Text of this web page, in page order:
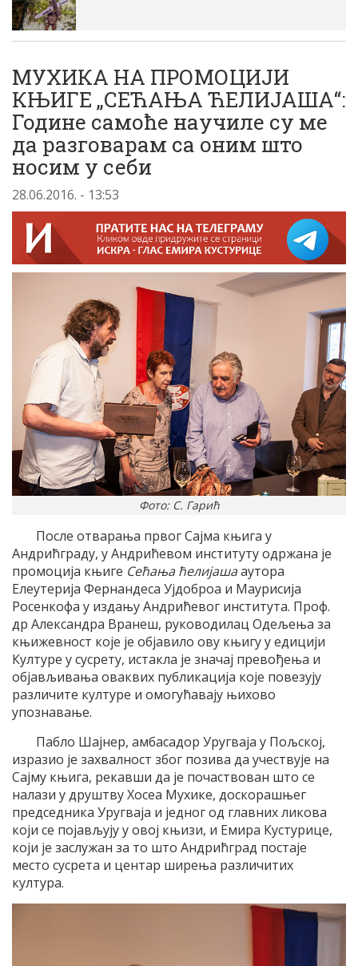
МУХИКА НА ПРОМОЦИЈИ
КЊИГЕ „СЕЋАЊА ЋЕЛИЈАША“:
Године самоће научиле су ме
да разговарам са оним што
носим у себи
28.06.2016. - 13:53
Фото: С. Гарић
После отварања првог Сајма књига у
Андрићграду, у Андрићевом институту одржана је
промоција књиге Сећања ћелијашааутора
Елеутерија Фернандеса Ујдоброа и Маурисија
Росенкофа у издању Андрићевог института. Проф.
др Александра Вранеш, руководилац Одељења за
књижевност које је објавило ову књигу у едицији
Културе у сусрету, истакла је значај превођења и
објављивања оваквих публикација које повезују
различите културе и омогућавају њихово
упознавање.
Пабло Шајнер, амбасадор Уругваја у Пољској,
изразио је захвалност због позива да учествује на
Сајму књига, рекавши да је почаствован што се
налази у друштву Хосеа Мухике, доскорашњег
председника Уругваја и једног од главних ликова
који се појављују у овој књизи, и Емира Кустурице,
који је заслужан за то што Андрићград постаје
место сусрета и центар ширења различитих
култура.